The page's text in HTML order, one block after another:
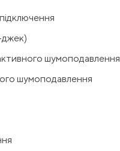
джек)
шумоподавлення
шумоподавлення